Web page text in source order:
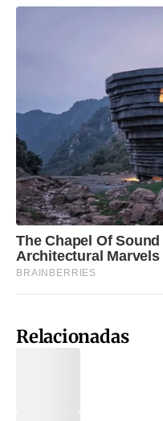
Relacionadas